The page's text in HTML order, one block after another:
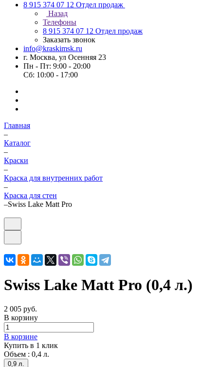
8 915 374 07 12 Отдел продаж
Назад
Телефоны
8 915 374 07 12 Отдел продаж
Заказать звонок
info@kraskimsk.ru
г. Москва, ул Осенняя 23
Пн - Пт: 9:00 - 20:00
Сб: 10:00 - 17:00
Главная
–
Каталог
–
Краски
–
Краска для внутренних работ
–
Краска для стен
–Swiss Lake Matt Pro
Swiss Lake Matt Pro (0,4 л.)
2 005 руб.
В корзину
В корзине
Купить в 1 клик
Объем : 0,4 л.
0,9 л.